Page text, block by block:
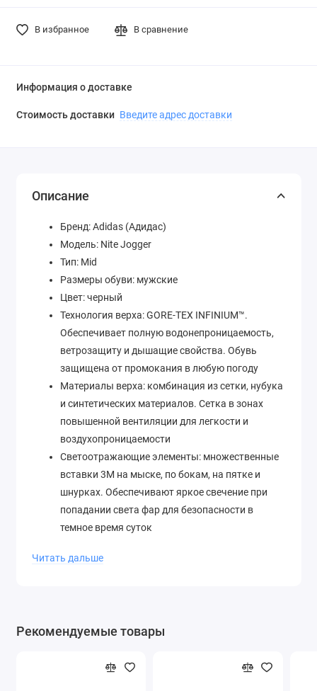
В избранное В сравнение
Информация о доставке
Стоимость доставки Введите адрес доставки
Описание
Бренд: Adidas (Адидас)
Модель: Nite Jogger
Тип: Mid
Размеры обуви: мужские
Цвет: черный
Технология верха: GORE-TEX INFINIUM™.
Обеспечивает полную водонепроницаемость,
ветрозащиту и дышащие свойства. Обувь
защищена от промокания в любую погоду
Материалы верха: комбинация из сетки, нубука
и синтетических материалов. Сетка в зонах
повышенной вентиляции для легкости и
воздухопроницаемости
Светоотражающие элементы: множественные
вставки 3M на мыске, по бокам, на пятке и
шнурках. Обеспечивают яркое свечение при
попадании света фар для безопасности в
темное время суток
Adiprene+. Обеспечивает амортизацию и
стабильность при приземлении
противоскользящим рисунком протектора.
Читать дальше
Рекомендуемые товары